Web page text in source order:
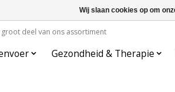
deel van ons assortiment
Gezondheid & Therapie
Wij slaan cookies op om